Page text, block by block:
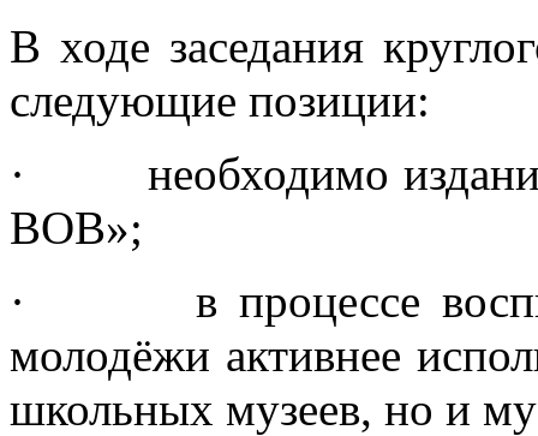
В ходе заседания
следующие позиции:
· необходимо
ВОВ»;
· в процессе
молодёжи активнее
школьных музеев, но и